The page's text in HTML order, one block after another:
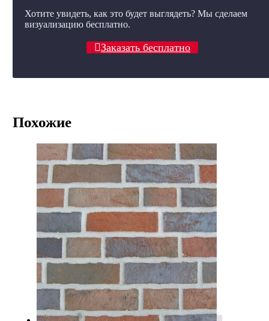
Хотите увидеть, как это будет выглядеть? Мы сделаем
визуализацию бесплатно.
Заказать бесплатно
Похожие